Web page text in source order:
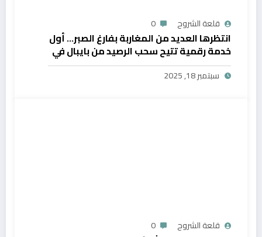
قلعة الشروح 0
انتظرها العديد من المغاربة بفارغ الصبر… أول
خدمة رقمية تتيح سحب الرصيد من بايبال في
المغرب
سبتمبر 18, 2025
قلعة الشروح 0